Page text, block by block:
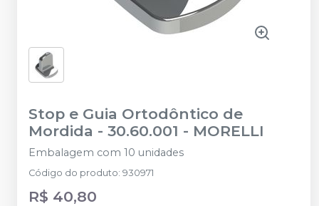
Stop e Guia Ortodôntico de
Mordida - 30.60.001 - MORELLI
Embalagem com 10 unidades
Código do produto: 930971
R$ 40,80